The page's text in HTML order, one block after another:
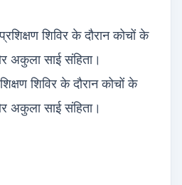
शिविर के दौरान कोचों के
अकुला साई संहिता।